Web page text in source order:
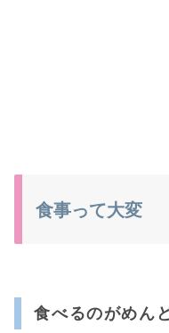
食事って大変
食べるのがめん